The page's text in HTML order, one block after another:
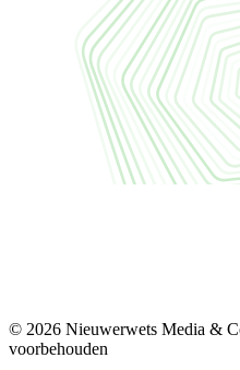
© 2026 Nieuwerwets Media &
voorbehouden